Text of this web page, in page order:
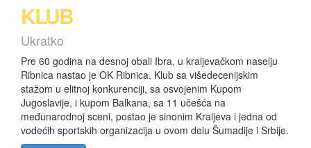
KLUB
Ukratko
Pre 60 godina na desnoj obali Ibra, u kraljevačkom naselju
Ribnica nastao je OK Ribnica. Klub sa višedecenijskim
stažom u elitnoj konkurenciji, sa osvojenim Kupom
Jugoslavije, i kupom Balkana, sa 11 učešća na
međunarodnoj sceni, postao je sinonim Kraljeva i jedna od
vodećih sportskih organizacija u ovom delu Šumadije i Srbije.